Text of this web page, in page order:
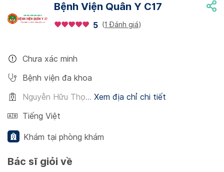
Bệnh Viện Quân Y C17
5 (1 Đánh giá)
Chưa xác minh
Bệnh viện đa khoa
Nguyễn Hữu Thọ... Xem địa chỉ chi tiết
Tiếng Việt
Khám tại phòng khám
Bác sĩ giỏi về